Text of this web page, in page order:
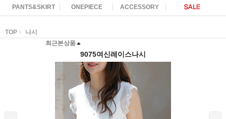
PANTS&SKIRT ONEPIECE ACCESSORY
TOP
나시
최근본상품
9075여신레이스나시